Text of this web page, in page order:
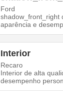
Ford
shadow_front_right
aparência e
Interior
Recaro
Interior de alta
desempenho